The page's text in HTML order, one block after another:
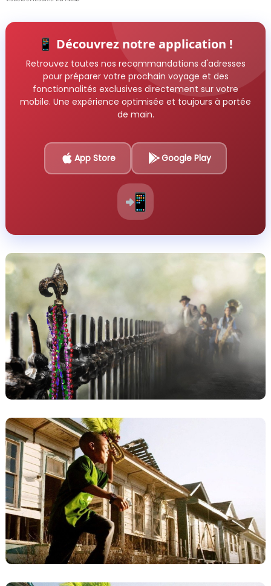
📱 Découvrez notre application !
Retrouvez toutes nos recommandations d'adresses
pour préparer votre prochain voyage et des
fonctionnalités exclusives directement sur votre
mobile. Une expérience optimisée et toujours à portée
de main.
App Store Google Play
📲